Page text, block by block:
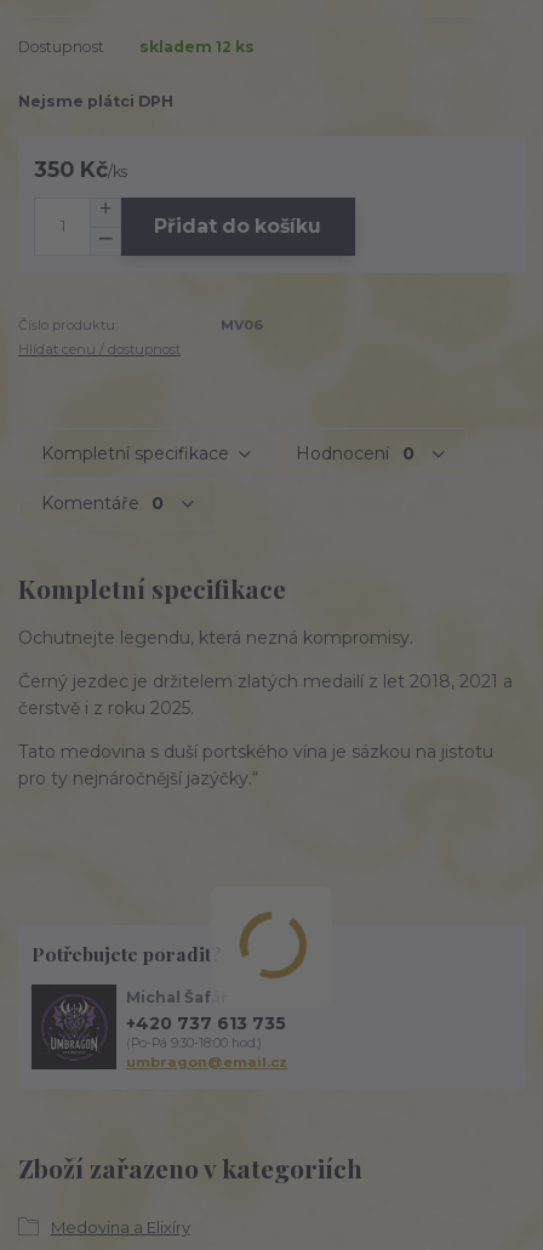
Dostupnost skladem 12 ks
Nejsme plátci DPH
350 Kč/ks
Přidat do košíku
Číslo produktu:
MV06
Hlídat cenu / dostupnost
Kompletní specifikace Hodnocení 0
Komentáře 0
Kompletní specifikace
Ochutnejte legendu, která nezná kompromisy.
Černý jezdec je držitelem zlatých medailí z let 2018, 2021 a
čerstvě i z roku 2025.
Tato medovina s duší portského vína je sázkou na jistotu
pro ty nejnáročnější jazýčky.“
Zboží zařazeno v kategoriích
Medovina a Elixíry
Potřebujete poradit?
Michal Šafář
+420 737 613 735
(Po-Pá 9:30-18:00 hod.)
umbragon@email.cz